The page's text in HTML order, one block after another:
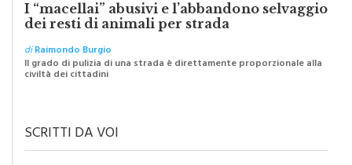
I “macellai” abusivi e l’abbandono selvaggio
dei resti di animali per strada
diRaimondo Burgio
Il grado di pulizia di una strada è direttamente proporzionale alla
civiltà dei cittadini
SCRITTI DA VOI